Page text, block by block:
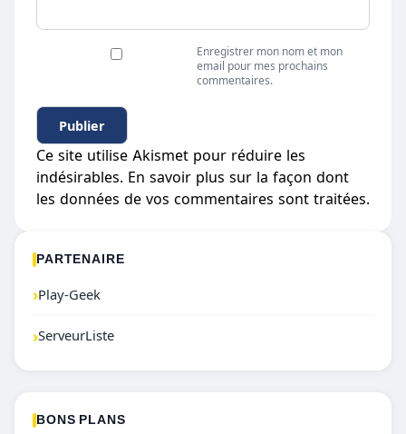
Enregistrer mon nom et mon
email pour mes prochains
commentaires.
Ce site utilise Akismet pour réduire les
indésirables. En savoir plus sur la façon dont
les données de vos commentaires sont traitées.
PARTENAIRE
›Play-Geek
›ServeurListe
BONS PLANS